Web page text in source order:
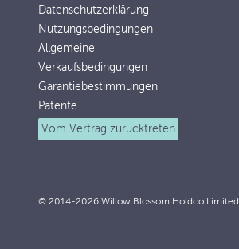
Datenschutzerklärung
Nutzungsbedingungen
Allgemeine
Verkaufsbedingungen
Garantiebestimmungen
Patente
Vom Vertrag zurücktreten
© 2014-2026 Willow Blossom Holdco Limited